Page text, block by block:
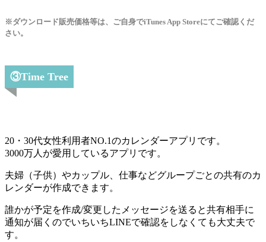
※ダウンロード販売価格等は、ご自身でiTunes App Storeにてご確認くだ
さい。
③Time Tree
20・30代女性利用者NO.1のカレンダーアプリです。
3000万人が愛用しているアプリです。
夫婦（子供）やカップル、仕事などグループごとの共有のカ
レンダーが作成できます。
誰かが予定を作成/変更したメッセージを送ると共有相手に
通知が届くのでいちいちLINEで確認をしなくても大丈夫で
す。